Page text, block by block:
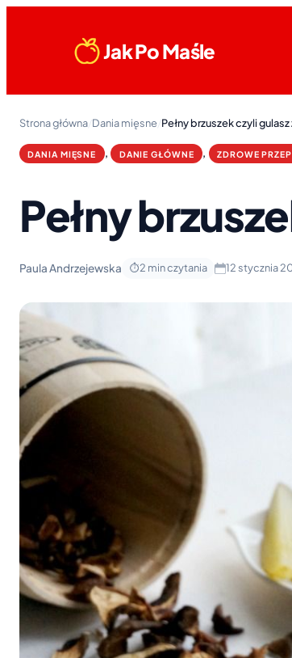
Jak Po Maśle
Strona główna/Dania mięsne/Pełny brzuszek czyli
DANIA MIĘSNE , DANIE GŁÓWNE , ZDROWE
Pełny
Paula Andrzejewska 2 min czytania 12 stycznia